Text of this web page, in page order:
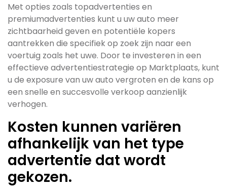
Met opties zoals topadvertenties en
premiumadvertenties kunt u uw auto meer
zichtbaarheid geven en potentiële kopers
aantrekken die specifiek op zoek zijn naar een
voertuig zoals het uwe. Door te investeren in een
effectieve advertentiestrategie op Marktplaats, kunt
u de exposure van uw auto vergroten en de kans op
een snelle en succesvolle verkoop aanzienlijk
verhogen.
Kosten kunnen variëren
afhankelijk van het type
advertentie dat wordt
gekozen.